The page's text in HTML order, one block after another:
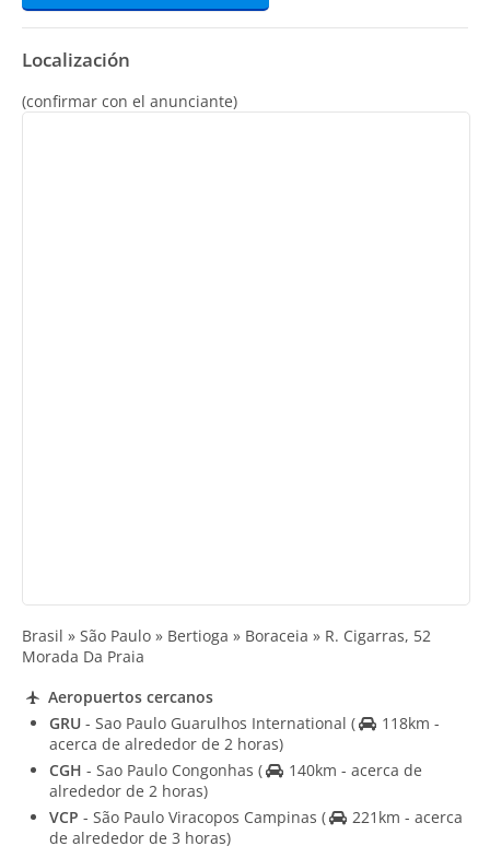
Localización
(confirmar con el anunciante)
Brasil » São Paulo » Bertioga » Boraceia » R. Cigarras, 52
Morada Da Praia
Aeropuertos cercanos
GRU - Sao Paulo Guarulhos International (
118km -
acerca de alrededor de 2 horas)
CGH - Sao Paulo Congonhas (
140km - acerca de
alrededor de 2 horas)
VCP - São Paulo Viracopos Campinas (
221km - acerca
de alrededor de 3 horas)